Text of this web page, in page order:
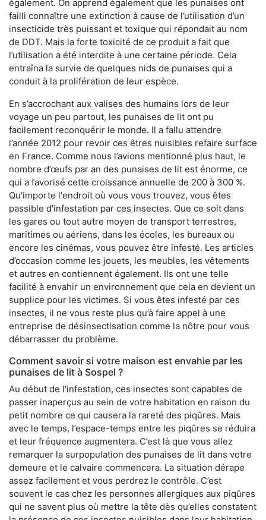
également. On apprend également que les punaises ont
failli connaître une extinction à cause de l’utilisation d’un
insecticide très puissant et toxique qui répondait au nom
de DDT. Mais la forte toxicité de ce produit a fait que
l’utilisation a été interdite à une certaine période. Cela
entraîna la survie de quelques nids de punaises qui a
conduit à la prolifération de leur espèce.
En s’accrochant aux valises des humains lors de leur
voyage un peu partout, les punaises de lit ont pu
facilement reconquérir le monde. Il a fallu attendre
l’année 2012 pour revoir ces êtres nuisibles refaire surface
en France. Comme nous l’avions mentionné plus haut, le
nombre d’œufs par an des punaises de lit est énorme, ce
qui a favorisé cette croissance annuelle de 200 à 300 %.
Qu'importe l'endroit où vous vous trouvez, vous êtes
passible d'infestation par ces insectes. Que ce soit dans
les gares ou tout autre moyen de transport terrestres,
maritimes ou aériens, dans les écoles, les bureaux ou
encore les cinémas, vous pouvez être infesté. Les articles
d’occasion comme les jouets, les meubles, les vêtements
et autres en contiennent également. Ils ont une telle
facilité à envahir un environnement que cela en devient un
supplice pour les victimes. Si vous êtes infesté par ces
insectes, il ne vous reste plus qu’à faire appel à une
entreprise de désinsectisation comme la nôtre pour vous
débarrasser du problème.
Comment savoir si votre maison est envahie par les
punaises de lit à Sospel ?
Au début de l'infestation, ces insectes sont capables de
passer inaperçus au sein de votre habitation en raison du
petit nombre ce qui causera la rareté des piqûres. Mais
avec le temps, l’espace-temps entre les piqûres se réduira
et leur fréquence augmentera. C’est là que vous allez
remarquer la surpopulation des punaises de lit dans votre
demeure et le calvaire commencera. La situation dérape
assez facilement et vous perdrez le contrôle. C’est
souvent le cas chez les personnes allergiques aux piqûres
qui ne savent plus où mettre la tête dès qu’elles constatent